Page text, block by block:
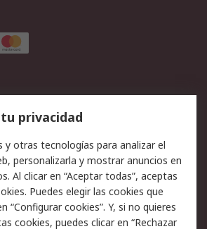
Devoluciones
Soporte técnico
Política de privacidad -
privacidad
y otras tecnologías para analizar el
personalizarla y mostrar anuncios en
Al clicar en “Aceptar todas”, aceptas
Puedes elegir las cookies que
“Configurar cookies”. Y, si no quieres
cookies, puedes clicar en “Rechazar